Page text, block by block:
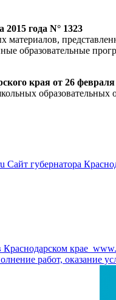
года N° 1323
образовательные
края от 26 февраля
Сайт губернатора
крае
работ, оказание